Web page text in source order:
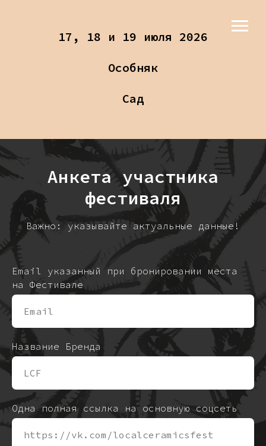
17, 18 и 19 июля 2026
Особняк
Сад
Анкета участника
фестиваля
Важно: указывайте актуальные данные!
Email указанный при бронировании места
на Фестивале
Название Бренда
Одна полная ссылка на основную соцсеть